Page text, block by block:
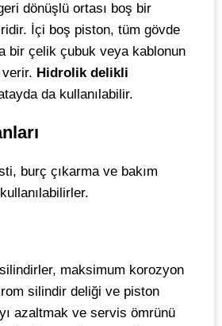
dönüşlü ortası boş bir
İçi boş piston, tüm gövde
bir çelik çubuk veya kablonun
Hidrolik delikli
da kullanılabilir.
burç çıkarma ve bakım
maksimum korozyon
silindir deliği ve piston
azaltmak ve servis ömrünü